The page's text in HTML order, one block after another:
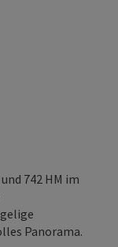
742 HM im
Panorama.